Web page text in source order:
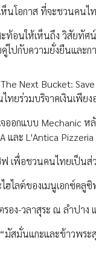
ห็นโอกาส ที่จะชวนคน
ท้อนให้เห็นถึง วิสัยทัศ
คู่ไปกับความยั่งยืนและ
Next Bucket:
ยร่วมบริจาคเงินเพียง
จออกแบบ Mechanic
และ L'Antica
เพื่อชวนคนไทยเป็น
ฮไลต์ของเมนูเอกซ์คลู
อง-วลาสุระ ณ ลำปาง
มัสมั่นแกะและข้าวพร